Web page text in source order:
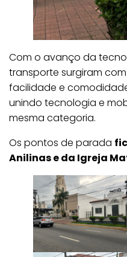
Com o avanço da
transporte surgiram
facilidade e
unindo tecnologia e
mesma categoria.
Os pontos de parada
Anilinas e da Igreja